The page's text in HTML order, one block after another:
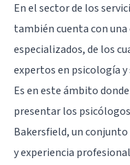
En el sector de los
también cuenta con
especializados, de los
expertos en psicología
Es en este ámbito
presentar los
Bakersfield, un
y experiencia